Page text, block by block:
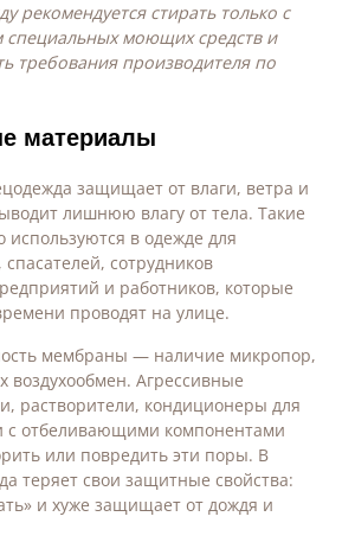
рекомендуется стирать только с
специальных моющих средств и
требования производителя по
материалы
защищает от влаги, ветра и
лишнюю влагу от тела. Такие
используются в одежде для
сотрудников
и работников, которые
проводят на улице.
мембраны — наличие микропор,
Агрессивные
растворители, кондиционеры для
с отбеливающими компонентами
или повредить эти поры. В
теряет свои защитные свойства:
и хуже защищает от дождя и